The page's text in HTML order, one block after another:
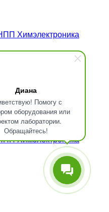
Диана
Помогу с
оборудования или
лаборатории.
Обращайтесь!
Химэлектроника
Химэлектроника